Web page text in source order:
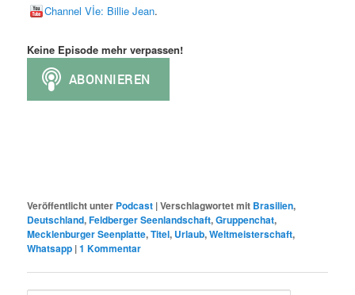
Channel Vİe: Billie Jean.
Keine Episode mehr verpassen!
Veröffentlicht unter Podcast |Verschlagwortet mit Brasilien,
Deutschland,Feldberger Seenlandschaft,Gruppenchat,
Mecklenburger Seenplatte,Titel, Urlaub,Weltmeisterschaft,
Whatsapp |1 Kommentar